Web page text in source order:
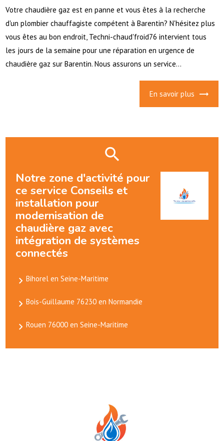
Votre chaudière gaz est en panne et vous êtes à la recherche
d'un plombier chauffagiste compétent à Barentin? N'hésitez plus
vous êtes au bon endroit, Techni-chaud'froid76 intervient tous
les jours de la semaine pour une réparation en urgence de
chaudière gaz sur Barentin. Nous assurons un service...
En savoir plus
Notre zone d'activité pour
ce service Conseils et
installation pour
modernisation de
chaudière gaz avec
intégration de systèmes
connectés
Bihorel en Seine-Maritime
Bois-Guillaume 76230 en Normandie
Rouen 76000 en Seine-Maritime